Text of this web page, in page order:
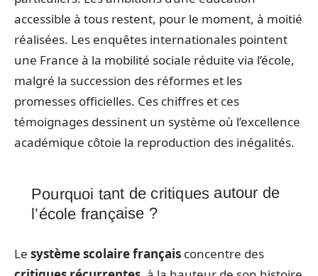
accessible à tous restent, pour le moment, à moitié
réalisées. Les enquêtes internationales pointent
une France à la mobilité sociale réduite via l’école,
malgré la succession des réformes et les
promesses officielles. Ces chiffres et ces
témoignages dessinent un système où l’excellence
académique côtoie la reproduction des inégalités.
Pourquoi tant de critiques autour de
l’école française ?
Le système scolaire français concentre des